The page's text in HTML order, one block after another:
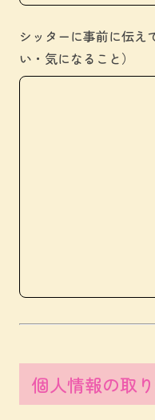
シッターに事前に伝え
い・気になること）
個人情報の取